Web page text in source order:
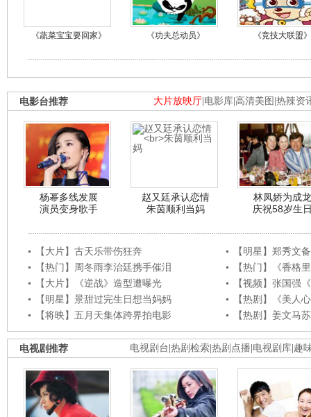
《蔬菜宝宝要回家》 《功夫总动员》 《竞技大联盟》
大片放映厅 电影库 高清美图 热辣资
电影台推荐
杨幂多线发展
演员变身歌手
赵又廷承认恋情
朱茵顺利当妈
林凤娇为成龙
庆祝58岁生
【大片】古天乐带伤狂奔
【明星】郑秀文
【热门】周冬雨李治廷携手催泪
【热门】《香格
【大片】《逆战》造型遭曝光
【视频】张国强
【明星】景甜过完生日想当妈妈
【热剧】《美人
【将映】五月天集体跨界拍电影
【热剧】姜文马
电视剧台 热剧检索 热剧点播 电视剧库 趣
电视剧推荐